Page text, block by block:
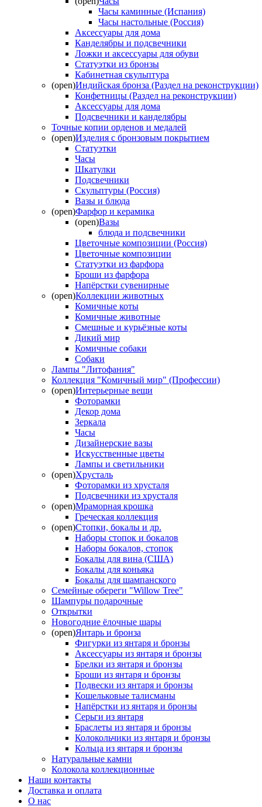
Часы каминные (Испания)
Часы настольные (Россия)
Аксессуары для дома
Канделябры и подсвечники
Ложки и аксессуары для обуви
Статуэтки из бронзы
Кабинетная скульптура
(open)Индийская бронза (Раздел на реконструкции)
Конфетницы (Раздел на реконструкции)
Аксессуары для дома
Подсвечники и канделябры
Точные копии орденов и медалей
(open)Изделия с бронзовым покрытием
Статуэтки
Часы
Шкатулки
Подсвечники
Скульптуры (Россия)
Вазы и блюда
(open)Фарфор и керамика
(open)Вазы
блюда и подсвечники
Цветочные композиции (Россия)
Цветочные композиции
Статуэтки из фарфора
Броши из фарфора
Напёрстки сувенирные
(open)Коллекции животных
Комичные коты
Комичные животные
Смешные и курьёзные коты
Дикий мир
Комичные собаки
Собаки
Лампы "Литофания"
Коллекция "Комичный мир" (Профессии)
(open)Интерьерные вещи
Фоторамки
Декор дома
Зеркала
Часы
Дизайнерские вазы
Искусственные цветы
Лампы и светильники
(open)Хрусталь
Фоторамки из хрусталя
Подсвечники из хрусталя
(open)Мраморная крошка
Греческая коллекция
(open)Стопки, бокалы и др.
Наборы стопок и бокалов
Наборы бокалов, стопок
Бокалы для вина (США)
Бокалы для коньяка
Бокалы для шампанского
Семейные обереги "Willow Tree"
Шампуры подарочные
Открытки
Новогодние ёлочные шары
(open)Янтарь и бронза
Фигурки из янтаря и бронзы
Аксессуары из янтаря и бронзы
Брелки из янтаря и бронзы
Броши из янтаря и бронзы
Подвески из янтаря и бронзы
Кошельковые талисманы
Напёрстки из янтаря и бронзы
Серьги из янтаря
Браслеты из янтаря и бронзы
Колокольчики из янтаря и бронзы
Кольца из янтаря и бронзы
Натуральные камни
Колокола коллекционные
Наши контакты
Доставка и оплата
О нас